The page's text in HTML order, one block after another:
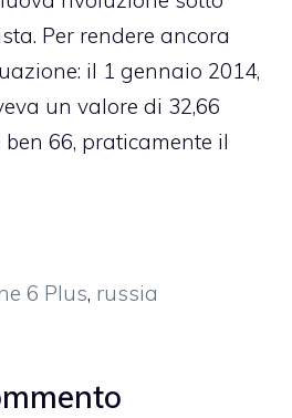
Per rendere ancora
il 1 gennaio 2014,
un valore di 32,66
66, praticamente il
6 Plus, russia